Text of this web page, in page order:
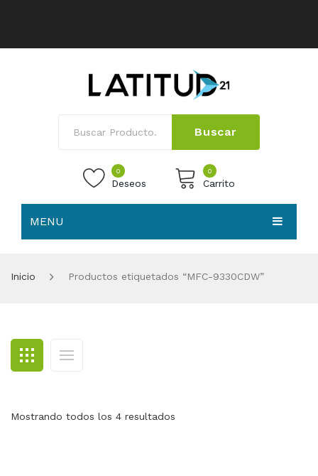
Buscar
0
Deseos
0
Carrito
MENU
BLOG
CONTACTO
Inicio Productos etiquetados “MFC-9330CDW”
Mostrando todos los 4 resultados